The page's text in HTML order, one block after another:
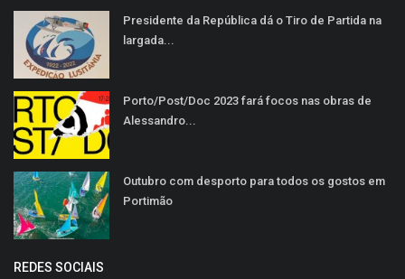
Presidente da República dá o Tiro de Partida na
largada...
Porto/Post/Doc 2023 fará focos nas obras de
Alessandro...
Outubro com desporto para todos os gostos em
Portimão
REDES SOCIAIS